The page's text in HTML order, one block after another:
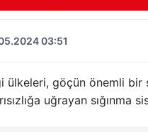
03:51
ülkeleri, göçün önemli bir
uğrayan sığınma